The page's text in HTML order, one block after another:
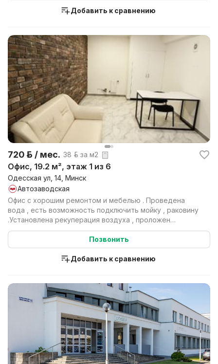
Добавить к сравнению
720 р. / мес. 38 р. за м2
Офис, 19.2 м², этаж 1 из 6
Одесская ул, 14, Минск
Автозаводская
Офис с хорошим ремонтом и мебелью . Проведена
вода , есть возможность подключить мойку , раковину
.Установлена рекуперация воздуха , проложен
интернет...
Позвонить
Добавить к сравнению